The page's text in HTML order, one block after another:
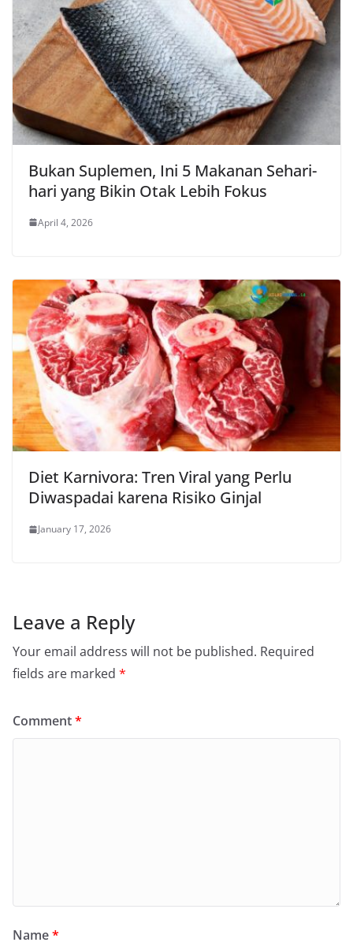
Bukan Suplemen, Ini 5 Makanan Sehari-
hari yang Bikin Otak Lebih Fokus
April 4, 2026
Diet Karnivora: Tren Viral yang Perlu
Diwaspadai karena Risiko Ginjal
January 17, 2026
Leave a Reply
Your email address will not be published. Required
fields are marked *
Comment*
Name*